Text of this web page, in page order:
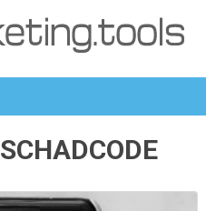
SCHADCODE